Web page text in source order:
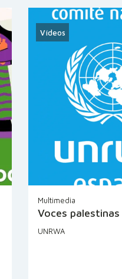
Vídeos
Multimedia
Voces palestinas
UNRWA